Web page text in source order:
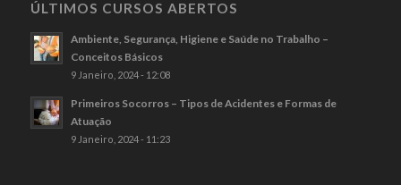
ÚLTIMOS CURSOS ABERTOS
Ambiente, Segurança, Higiene e Saúde no Trabalho –
Conceitos Básicos
9 Janeiro, 2024 - 12:08
Primeiros Socorros – Tipos de Acidentes e Formas de
Atuação
9 Janeiro, 2024 - 11:23